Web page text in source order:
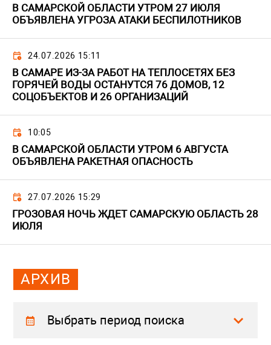
В САМАРСКОЙ ОБЛАСТИ УТРОМ 27 ИЮЛЯ
ОБЪЯВЛЕНА УГРОЗА АТАКИ БЕСПИЛОТНИКОВ
24.07.2026 15:11
В САМАРЕ ИЗ-ЗА РАБОТ НА ТЕПЛОСЕТЯХ БЕЗ
ГОРЯЧЕЙ ВОДЫ ОСТАНУТСЯ 76 ДОМОВ, 12
СОЦОБЪЕКТОВ И 26 ОРГАНИЗАЦИЙ
10:05
В САМАРСКОЙ ОБЛАСТИ УТРОМ 6 АВГУСТА
ОБЪЯВЛЕНА РАКЕТНАЯ ОПАСНОСТЬ
27.07.2026 15:29
ГРОЗОВАЯ НОЧЬ ЖДЕТ САМАРСКУЮ ОБЛАСТЬ 28
ИЮЛЯ
АРХИВ
Выбрать период поиска